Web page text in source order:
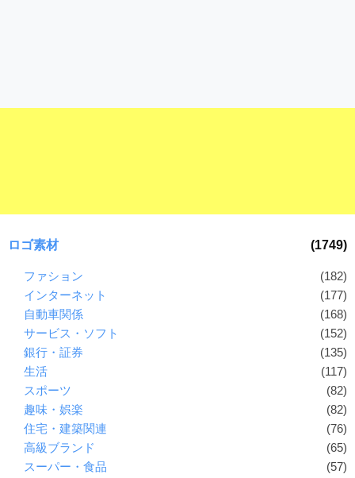
ロゴ素材 (1749)
ファション
(182)
インターネット
(177)
自動車関係
(168)
サービス・ソフト
(152)
銀行・証券
(135)
生活
(117)
スポーツ
(82)
趣味・娯楽
(82)
住宅・建築関連
(76)
高級ブランド
(65)
スーパー・食品
(57)